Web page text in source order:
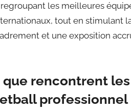
les meilleures
tout en stimulant
et une exposition
rencontrent
professionnel